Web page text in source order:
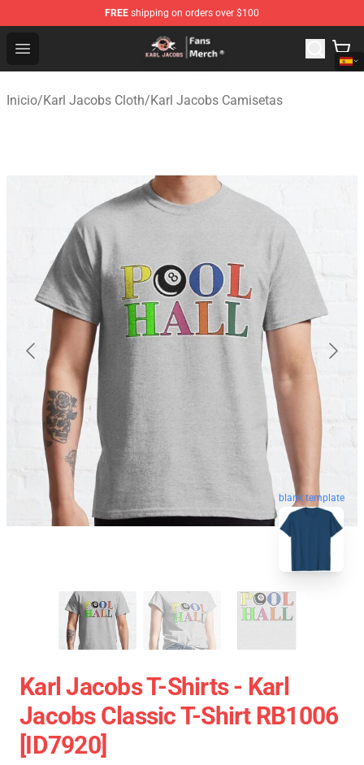
FREE shipping on orders over $100
Open menu
Karl Jacobs Store - Official Karl Jacobs Merchandise
Inicio/Karl Jacobs Cloth/Karl Jacobs Camisetas
blank template
Karl Jacobs T-Shirts - Karl
Jacobs Classic T-Shirt RB1006
[ID7920]